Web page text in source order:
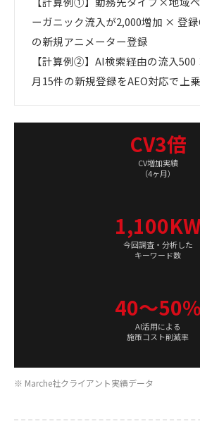
ーガニック流入が2,000増加 × 登録
の新規アニメーター登録
【計算例②】AI検索経由の流入500
月15件の新規登録をAEO対応で上
CV3倍
CV増加実績
（4ヶ月）
1,100KW
今回調査・分析した
キーワード数
40〜50%
AI活用による
施策コスト削減率
※ Marche社クライアント実績データ